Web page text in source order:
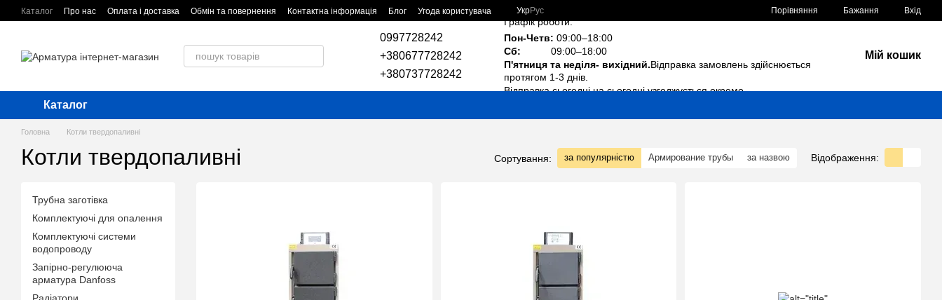
Перейти до основного контенту
Каталог Про нас Оплата і доставка Обмін та повернення Контактна інформація Блог Угода користувача УкрРус Порівняння Бажання Вхід
0997728242
+380677728242
+380737728242
Графік роботи:
Пон-Четв: 09:00–18:00
Сб:
09:00–18:00
П'ятниця та неділя- вихідний.Відправка замовлень здійснюється
протягом 1-3 днів.
Відправка сьогодні на сьогодні узгоджується окремо.
Мій кошик
Каталог
Головна Котли твердопаливні
Котли твердопаливні Сортування: за популярністю Армирование трубы за назвою Відображення:
Трубна заготівка
Комплектуючі для опалення
Комплектуючі системи
водопроводу
Запірно-регулююча
арматура Danfoss